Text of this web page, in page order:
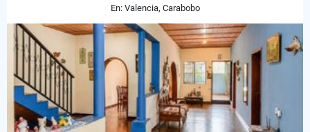
En: Valencia, Carabobo